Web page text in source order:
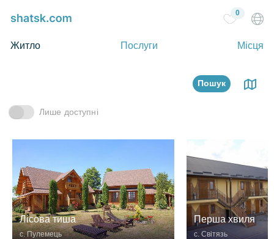
Житло Послуги Місця
0
Пошук
Лише доступні
Лісова тиша
с. Пулемець
Перша хвиля
с. Світязь